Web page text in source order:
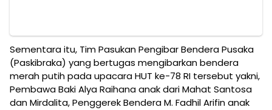
Sementara itu, Tim Pasukan Pengibar Bendera Pusaka
(Paskibraka) yang bertugas mengibarkan bendera
merah putih pada upacara HUT ke-78 RI tersebut yakni,
Pembawa Baki Alya Raihana anak dari Mahat Santosa
dan Mirdalita, Penggerek Bendera M. Fadhil Arifin anak